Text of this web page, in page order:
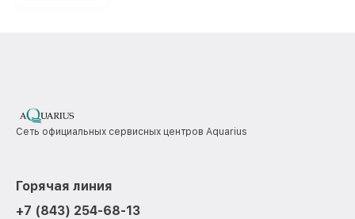
Сеть официальных сервисных центров Aquarius
Горячая линия
+7 (843) 254-68-13